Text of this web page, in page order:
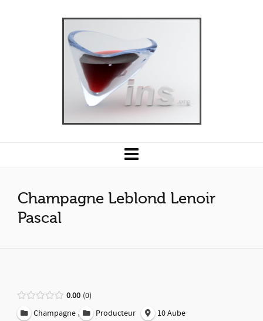
Champagne Leblond Lenoir
Pascal
0.00 0
Champagne , Producteur 10 Aube